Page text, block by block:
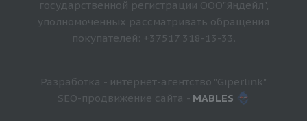
государственной регистрации ООО"Яндейл",
уполномоченных рассматривать обращения
покупателей: +37517 318-13-33.
Разработка - интернет-агентство "Giperlink"
SEO-продвижение сайта - MABLES